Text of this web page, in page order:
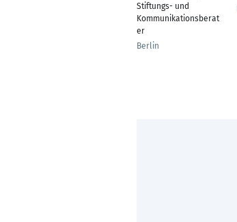
Stiftungs- und
Kommunikationsberat
er
Berlin